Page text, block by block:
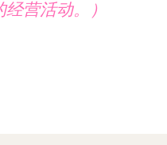
营活动。）